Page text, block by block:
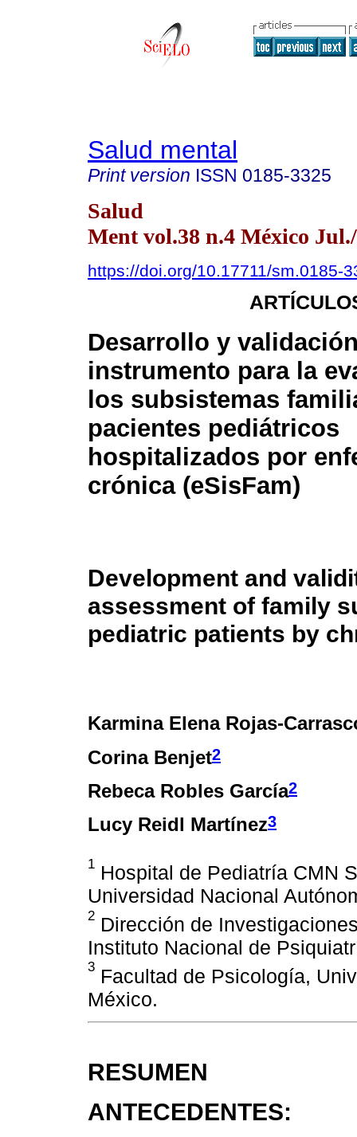
Salud mental
Print version ISSN 0185-3325
Salud
Ment vol.38 n.4 México
https://doi.org/10.17711/sm.0185-
Desarrollo y
instrumento para la
los subsistemas
pacientes pediátricos
hospitalizados por
crónica (eSisFam)
Development and
assessment of family
pediatric patients by
Karmina Elena Rojas-
Corina Benjet2
Rebeca Robles García2
Lucy Reidl Martínez3
1 Hospital de Pediatría CMN
Universidad Nacional
2 Dirección de
Instituto Nacional de
3 Facultad de Psicología,
México.
RESUMEN
ANTECEDENTES: